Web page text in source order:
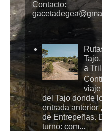
Contacto:
a
del Tajo donde
entrada anterior
de Entrepeñas.
turno: com...